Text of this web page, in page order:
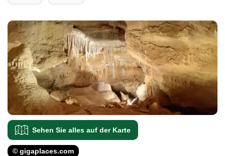
Sehen Sie alles auf der Karte
© gigaplaces.com